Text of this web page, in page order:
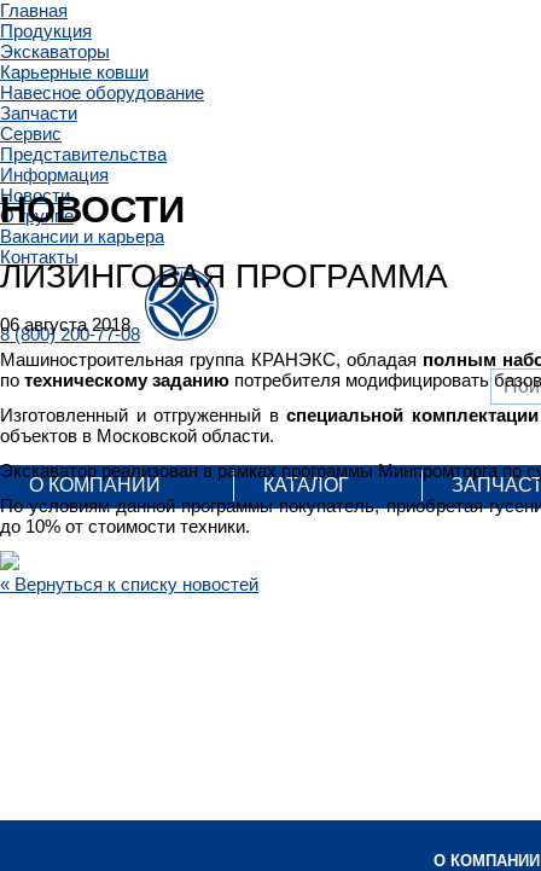
Главная
Продукция
Экскаваторы
Карьерные ковши
Навесное оборудование
Запчасти
Сервис
Представительства
Информация
Новости
О группе
Вакансии и карьера
Контакты
8 (800) 200-77-08
О КОМПАНИИ КАТАЛОГ
НОВОСТИ
ЛИЗИНГОВАЯ ПРОГРАММА
06 августа 2018
Машиностроительная группа КРАНЭКС, обладая полным
по техническому заданию потребителя модифицировать
Изготовленный и отгруженный в специальной комплектации
объектов в Московской области.
Экскаватор реализован в рамках программы Минпромторга по
По условиям данной программы покупатель, приобретая
до 10% от стоимости техники.
« Вернуться к списку новостей
О КОМПАНИИ